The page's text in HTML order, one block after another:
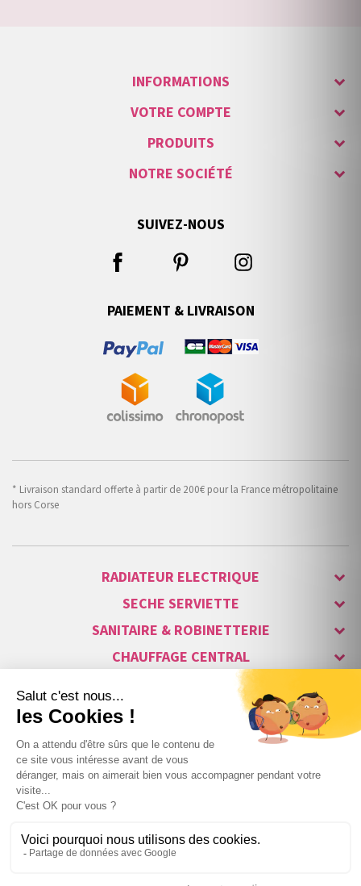
INFORMATIONS
VOTRE COMPTE
PRODUITS
NOTRE SOCIÉTÉ
SUIVEZ-NOUS
PAIEMENT & LIVRAISON
* Livraison standard offerte à partir de 200€ pour la France métropolitaine
hors Corse
RADIATEUR ELECTRIQUE
SECHE SERVIETTE
SANITAIRE & ROBINETTERIE
CHAUFFAGE CENTRAL
ALARME & SÉCURITÉ
MAISON CONNECTÉE
VISIOPHONE & INTERPHONE
LUMINAIRES & ECLAIRAGE